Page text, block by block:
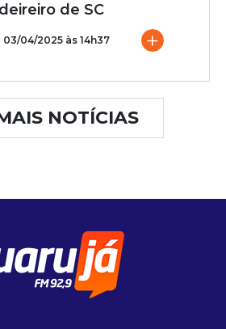
de SC
03/04/2025 às 14h37 +
NOTÍCIAS